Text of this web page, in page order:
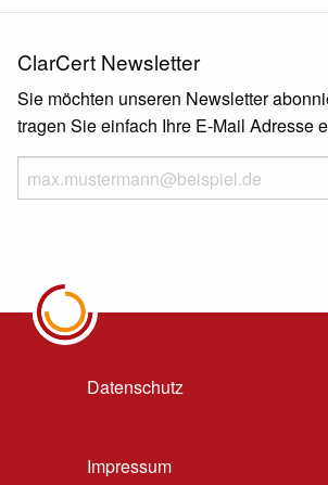
ClarCert Newsletter
Sie möchten unseren Newsletter
tragen Sie einfach Ihre E-Mail Adresse
Datenschutz
Impressum